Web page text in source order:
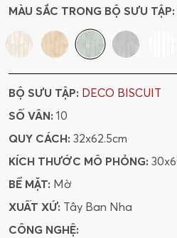
MÀU SẮC TRONG BỘ SƯU TẬP:
BỘ SƯU TẬP: DECO BISCUIT
SỐ VÂN: 10
QUY CÁCH: 32x62.5cm
KÍCH THƯỚC MÔ PHỎNG:
BỀ MẶT: Mờ
XUẤT XỨ: Tây Ban Nha
CÔNG NGHỆ: